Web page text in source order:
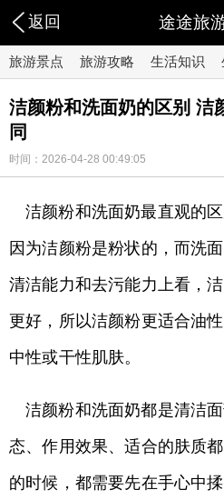
返回 途途旅
旅游景点 旅游攻略 生活知识
洁颜粉和洗面奶的区别 洁
同
时间：2026-04-28 00:49:05
洁颜粉和洗面奶最直观的
因为洁颜粉是粉状的，而洗
清洁能力和去污能力上看，
更好，所以洁颜粉更适合油
中性或干性肌肤。
洁颜粉和洗面奶都是清洁
态、作用效果、适合的肤质
的时候，都需要先在手心中